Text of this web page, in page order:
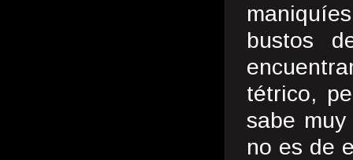
bustos
tétrico,
sabe
no es de